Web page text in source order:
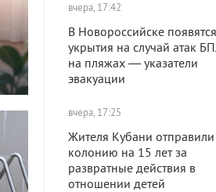
вчера, 17:42
В Новороссийске появятся
укрытия на случай атак
на пляжах — указатели
эвакуации
вчера, 17:25
Жителя Кубани
колонию на 15 лет за
развратные действия в
отношении детей